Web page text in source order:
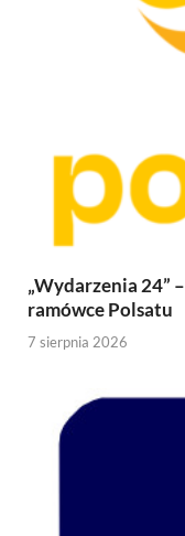
„Wydarzenia 24”
ramówce Polsatu
7 sierpnia 2026